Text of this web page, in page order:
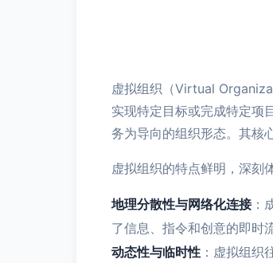
虚拟组织（Virtual
实现特定目标或完成特定项
务为导向的组织形态。其核
虚拟组织的特点鲜明，深刻
地理分散性与网络化连接：
了信息、指令和创意的即时
动态性与临时性 ：虚拟组织